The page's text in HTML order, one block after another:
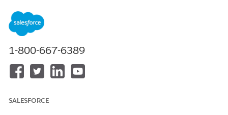
1-800-667-6389
SALESFORCE